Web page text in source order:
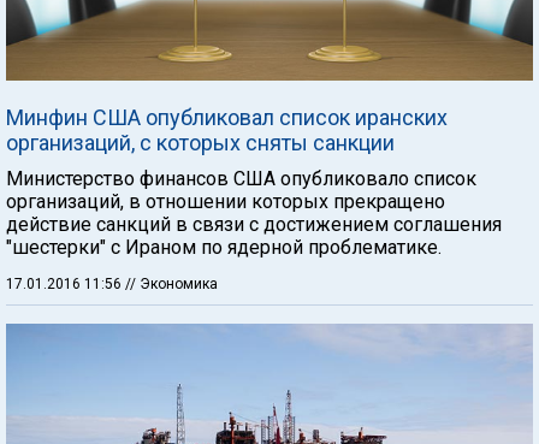
Минфин США опубликовал список иранских
организаций, с которых сняты санкции
Министерство финансов США опубликовало список
организаций, в отношении которых прекращено
действие санкций в связи с достижением соглашения
"шестерки" с Ираном по ядерной проблематике.
17.01.2016 11:56 // Экономика